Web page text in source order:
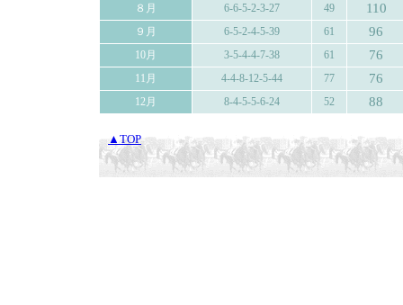
８月 6-6-5-2-3-27 49 110
９月 6-5-2-4-5-39 61 96
10月 3-5-4-4-7-38 61 76
11月 4-4-8-12-5-44 77 76
12月 8-4-5-5-6-24 52 88
▲TOP